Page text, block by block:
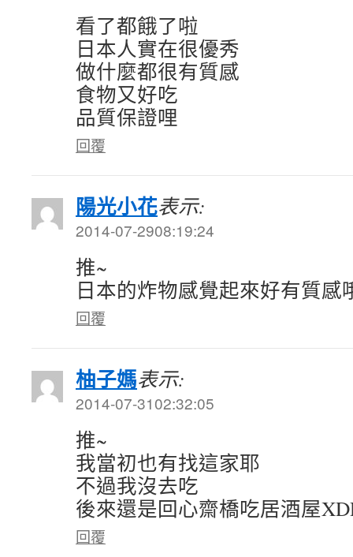
看了都餓了啦
日本人實在很優秀
做什麼都很有質感
食物又好吃
品質保證哩
回覆
陽光小花表示:
2014-07-2908:19:24
推~
日本的炸物感覺起來好有質感
回覆
柚子媽表示:
2014-07-3102:32:05
推~
我當初也有找這家耶
不過我沒去吃
後來還是回心齋橋吃居酒屋
回覆